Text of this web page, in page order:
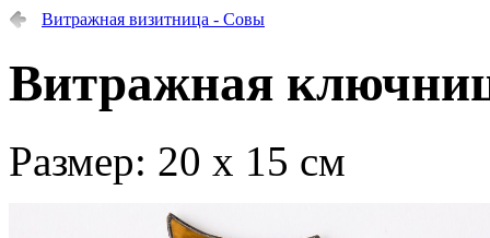
Витражная визитница - Совы
Витражная
Размер: 20 х 15 см